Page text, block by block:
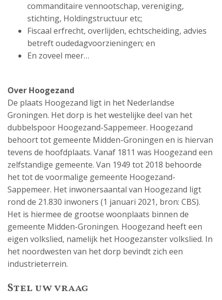
commanditaire vennootschap, vereniging,
stichting, Holdingstructuur etc;
Fiscaal erfrecht, overlijden, echtscheiding, advies
betreft oudedagvoorzieningen; en
En zoveel meer…
Over Hoogezand
De plaats Hoogezand ligt in het Nederlandse
Groningen. Het dorp is het westelijke deel van het
dubbelspoor Hoogezand-Sappemeer. Hoogezand
behoort tot gemeente Midden-Groningen en is hiervan
tevens de hoofdplaats. Vanaf 1811 was Hoogezand een
zelfstandige gemeente. Van 1949 tot 2018 behoorde
het tot de voormalige gemeente Hoogezand-
Sappemeer. Het inwonersaantal van Hoogezand ligt
rond de 21.830 inwoners (1 januari 2021, bron: CBS).
Het is hiermee de grootse woonplaats binnen de
gemeente Midden-Groningen. Hoogezand heeft een
eigen volkslied, namelijk het Hoogezanster volkslied. In
het noordwesten van het dorp bevindt zich een
industrieterrein.
Stel uw vraag